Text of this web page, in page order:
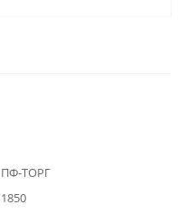
ПФ-ТОРГ
1850